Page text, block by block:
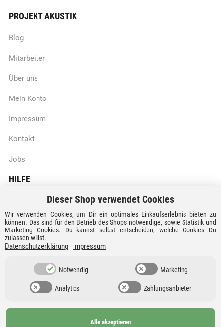
PROJEKT AKUSTIK
Blog
Mitarbeiter
Über uns
Mein Konto
Impressum
Kontakt
Jobs
HILFE
Batteriegesetzhinweise
Vertrag widerrufen
Versandkosten und Lieferzeiten
Zahlungsarten
Dieser Shop verwendet Cookies
Wir verwenden Cookies, um Dir ein optimales Einkaufserlebnis bieten zu
können. Das sind für den Betrieb des Shops notwendige, sowie Statistik und
Marketing Cookies. Du kannst selbst entscheiden, welche Cookies Du
zulassen willst.
Datenschutzerklärung Impressum
Notwendig Marketing
Analytics Zahlungsanbieter
Alle akzeptieren